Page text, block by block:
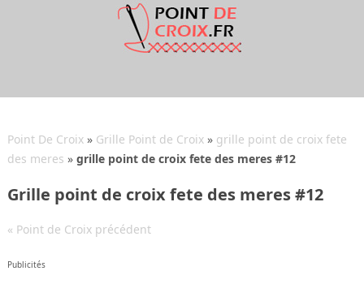
Point De Croix» Grille Point de Croix» grille point de croix fete
des meres » grille point de croix fete des meres #12
Grille point de croix fete des meres #12
« Point de Croix précédent
Publicités